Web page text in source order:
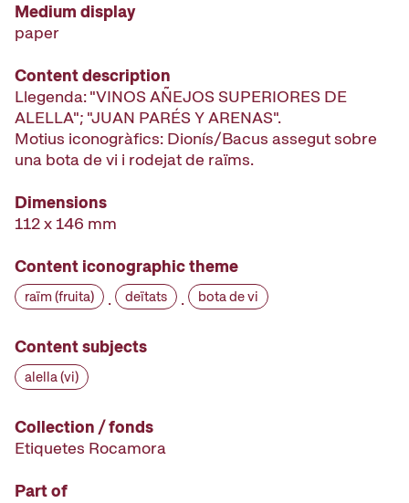
Medium display
paper
Content description
Llegenda: "VINOS AÑEJOS SUPERIORES DE
ALELLA"; "JUAN PARÉS Y ARENAS".
Motius iconogràfics: Dionís/Bacus assegut sobre
una bota de vi i rodejat de raïms.
Dimensions
112 x 146 mm
Content iconographic theme
raïm (fruita) · deïtats · bota de vi
Content subjects
alella (vi)
Collection / fonds
Etiquetes Rocamora
Part of